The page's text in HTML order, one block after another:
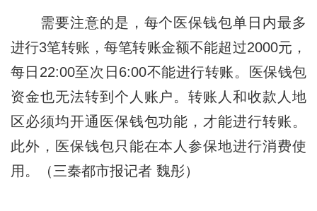
需要注意的是，每个医保钱包单日内最多
进行3笔转账，每笔转账金额不能超过2000元，
每日22:00至次日6:00不能进行转账。医保钱包
资金也无法转到个人账户。转账人和收款人地
区必须均开通医保钱包功能，才能进行转账。
此外，医保钱包只能在本人参保地进行消费使
用。（三秦都市报记者 魏彤）